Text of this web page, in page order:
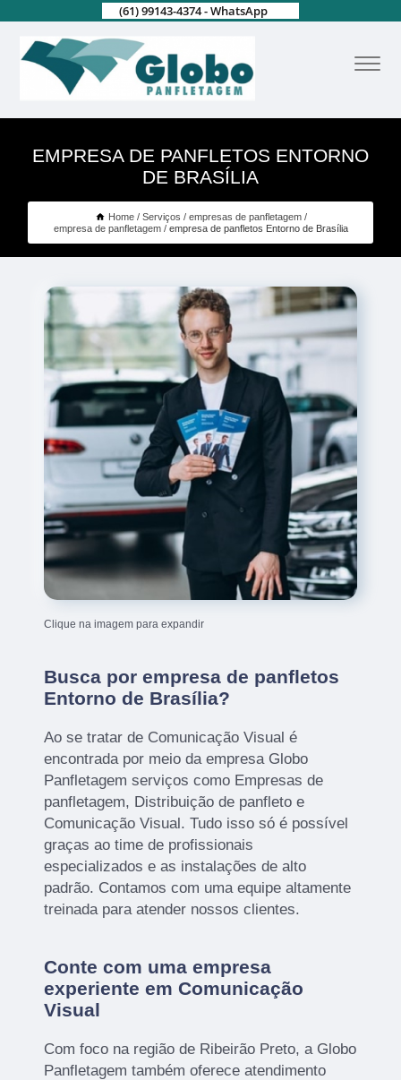
(61) 99143-4374 - WhatsApp
EMPRESA DE PANFLETOS ENTORNO
DE BRASÍLIA
Home Serviços
empresas de panfletagem
empresa de panfletagem
empresa de panfletos Entorno de Brasília
Clique na imagem para expandir
Busca por empresa de panfletos
Entorno de Brasília?
Ao se tratar de Comunicação Visual é
encontrada por meio da empresa Globo
Panfletagem serviços como Empresas de
panfletagem, Distribuição de panfleto e
Comunicação Visual. Tudo isso só é possível
graças ao time de profissionais
especializados e as instalações de alto
padrão. Contamos com uma equipe altamente
treinada para atender nossos clientes.
Conte com uma empresa
experiente em Comunicação
Visual
Com foco na região de Ribeirão Preto, a Globo
Panfletagem também oferece atendimento